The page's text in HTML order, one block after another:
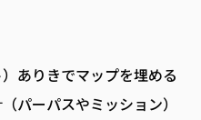
ありきでマップを埋める
パーパスやミッション）